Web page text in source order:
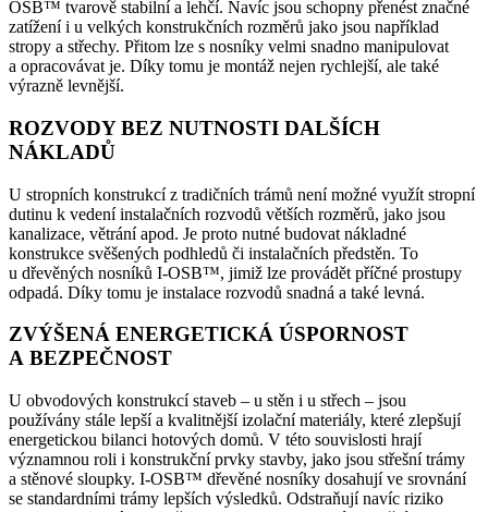
OSB™ tvarově stabilní a lehčí. Navíc jsou schopny přenést značné
zatížení i u velkých konstrukčních rozměrů jako jsou například
stropy a střechy. Přitom lze s nosníky velmi snadno manipulovat
a opracovávat je. Díky tomu je montáž nejen rychlejší, ale také
výrazně levnější.
ROZVODY BEZ NUTNOSTI DALŠÍCH
NÁKLADŮ
U stropních konstrukcí z tradičních trámů není možné využít stropní
dutinu k vedení instalačních rozvodů větších rozměrů, jako jsou
kanalizace, větrání apod. Je proto nutné budovat nákladné
konstrukce svěšených podhledů či instalačních předstěn. To
u dřevěných nosníků I-OSB™, jimiž lze provádět příčné prostupy
odpadá. Díky tomu je instalace rozvodů snadná a také levná.
ZVÝŠENÁ ENERGETICKÁ ÚSPORNOST
A BEZPEČNOST
U obvodových konstrukcí staveb – u stěn i u střech – jsou
používány stále lepší a kvalitnější izolační materiály, které zlepšují
energetickou bilanci hotových domů. V této souvislosti hrají
významnou roli i konstrukční prvky stavby, jako jsou střešní trámy
a stěnové sloupky. I-OSB™ dřevěné nosníky dosahují ve srovnání
se standardními trámy lepších výsledků. Odstraňují navíc riziko